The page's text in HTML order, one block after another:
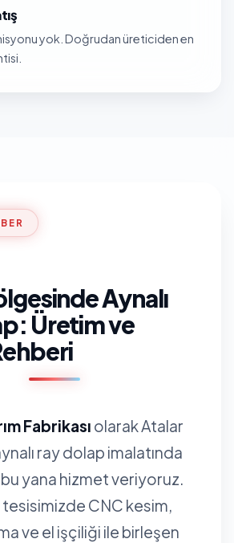
yok. Doğrudan üreticiden en
Aynalı
Üretim ve
Fabrikası olarak Atalar
ray dolap imalatında
bu yana hizmet veriyoruz.
CNC kesim,
ve el işçiliği ile birleşen